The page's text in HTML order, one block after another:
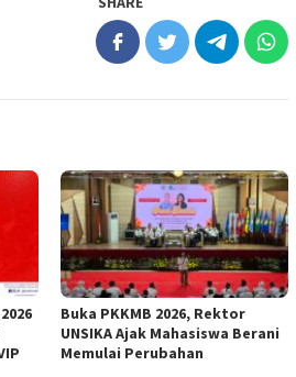
Buka PKKMB 2026, Rektor
UNSIKA Ajak Mahasiswa Berani
Memulai Perubahan